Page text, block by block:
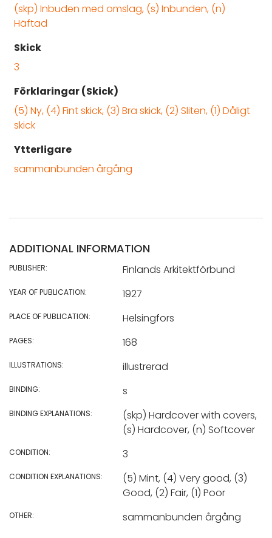
(skp) Inbuden med omslag, (s) Inbunden, (n)
Häftad
Skick
3
Förklaringar (Skick)
(5) Ny, (4) Fint skick, (3) Bra skick, (2) Sliten, (1) Dåligt
skick
Ytterligare
sammanbunden årgång
ADDITIONAL INFORMATION
PUBLISHER: Finlands Arkitektförbund
YEAR OF PUBLICATION: 1927
PLACE OF PUBLICATION: Helsingfors
PAGES: 168
ILLUSTRATIONS: illustrerad
BINDING: s
BINDING EXPLANATIONS:
(skp) Hardcover with covers,
(s) Hardcover, (n) Softcover
CONDITION: 3
CONDITION EXPLANATIONS:
(5) Mint, (4) Very good, (3)
Good, (2) Fair, (1) Poor
OTHER: sammanbunden årgång